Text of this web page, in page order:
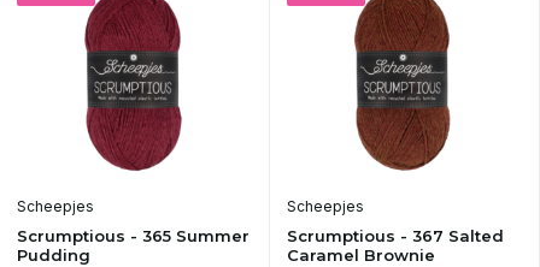
Scheepjes
Scrumptious - 365 Summer
Pudding
Scheepjes
Scrumptious - 367 Salted
Caramel Brownie